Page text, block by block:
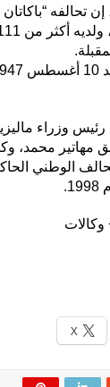
إن تحالفه
وزراء
مهاتير محمد،
الوطني
X